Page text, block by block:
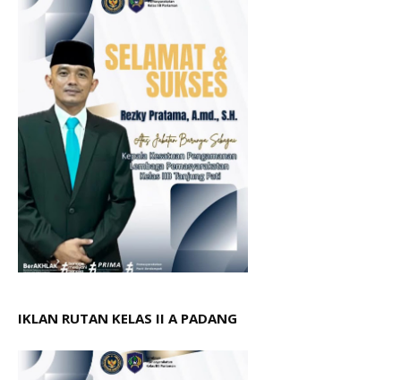
IKLAN RUTAN KELAS II A PADANG